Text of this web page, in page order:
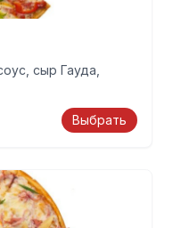
сыр Гауда,
Выбрать